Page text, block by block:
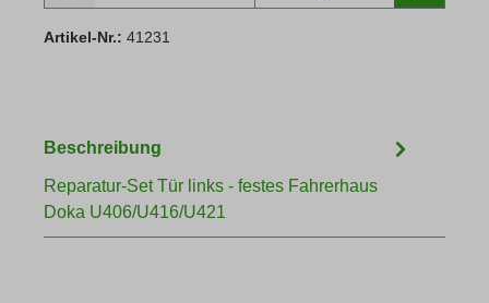
Artikel-Nr.: 41231
Beschreibung
Reparatur-Set Tür links - festes Fahrerhaus
Doka U406/U416/U421